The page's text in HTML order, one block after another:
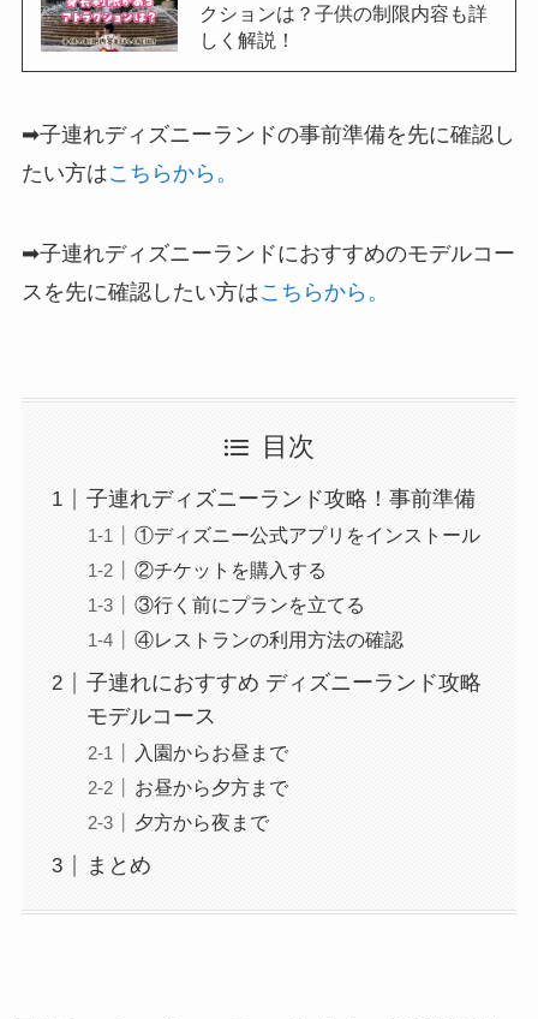
クションは？子供の制限内容も詳
しく解説！
➡子連れディズニーランドの事前準備を先に確認し
たい方はこちらから。
➡子連れディズニーランドにおすすめのモデルコー
スを先に確認したい方はこちらから。
目次
子連れディズニーランド攻略！事前準備
①ディズニー公式アプリをインストール
②チケットを購入する
③行く前にプランを立てる
④レストランの利用方法の確認
子連れにおすすめ ディズニーランド攻略
モデルコース
入園からお昼まで
お昼から夕方まで
夕方から夜まで
まとめ